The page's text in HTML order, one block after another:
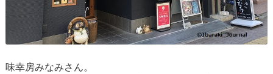
味幸房みなみさん。